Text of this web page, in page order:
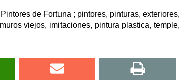
de Fortuna ; pintores, pinturas, exteriores,
viejos, imitaciones, pintura plastica, temple,